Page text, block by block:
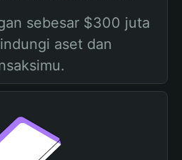
sebesar $300 juta
aset dan